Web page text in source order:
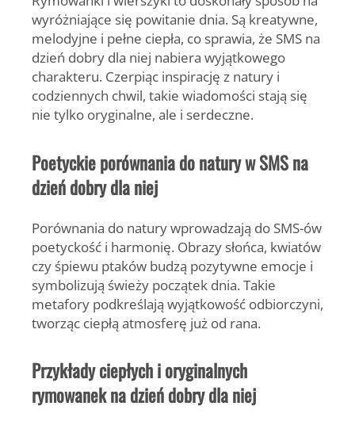
wyróżniające się powitanie dnia. Są kreatywne,
melodyjne i pełne ciepła, co sprawia, że SMS na
dzień dobry dla niej nabiera wyjątkowego
charakteru. Czerpiąc inspirację z natury i
codziennych chwil, takie wiadomości stają się
nie tylko oryginalne, ale i serdeczne.
Poetyckie porównania do natury w SMS na
dzień dobry dla niej
Porównania do natury wprowadzają do SMS-ów
poetyckość i harmonię. Obrazy słońca, kwiatów
czy śpiewu ptaków budzą pozytywne emocje i
symbolizują świeży początek dnia. Takie
metafory podkreślają wyjątkowość odbiorczyni,
tworząc ciepłą atmosferę już od rana.
Przykłady ciepłych i oryginalnych
rymowanek na dzień dobry dla niej